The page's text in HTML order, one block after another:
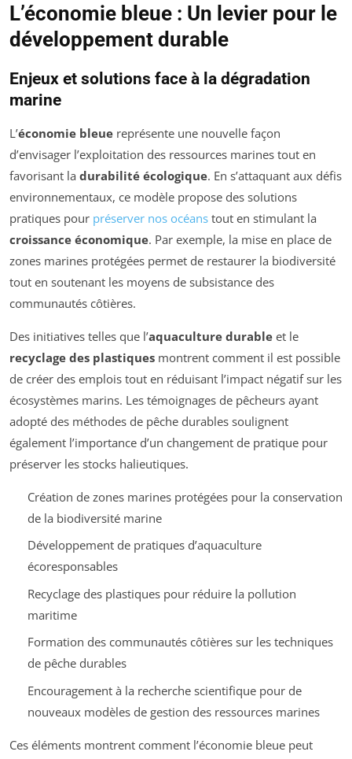
L’économie bleue : Un levier pour le
développement durable
Enjeux et solutions face à la dégradation
marine
L’économie bleue représente une nouvelle façon
d’envisager l’exploitation des ressources marines tout en
favorisant la durabilité écologique. En s’attaquant aux défis
environnementaux, ce modèle propose des solutions
pratiques pour préserver nos océans tout en stimulant la
croissance économique. Par exemple, la mise en place de
zones marines protégées permet de restaurer la biodiversité
tout en soutenant les moyens de subsistance des
communautés côtières.
Des initiatives telles que l’aquaculture durable et le
recyclage des plastiques montrent comment il est possible
de créer des emplois tout en réduisant l’impact négatif sur les
écosystèmes marins. Les témoignages de pêcheurs ayant
adopté des méthodes de pêche durables soulignent
également l’importance d’un changement de pratique pour
préserver les stocks halieutiques.
Création de zones marines protégées pour la conservation
de la biodiversité marine
Développement de pratiques d’aquaculture
écoresponsables
Recyclage des plastiques pour réduire la pollution
maritime
Formation des communautés côtières sur les techniques
de pêche durables
Encouragement à la recherche scientifique pour de
nouveaux modèles de gestion des ressources marines
Ces éléments montrent comment l’économie bleue peut